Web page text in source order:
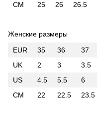
CM
25 26 26.5
Женские размеры
EUR
35 36 37
UK
2 3 3.5
US
4.5 5.5 6
CM
22 22.5 23.5